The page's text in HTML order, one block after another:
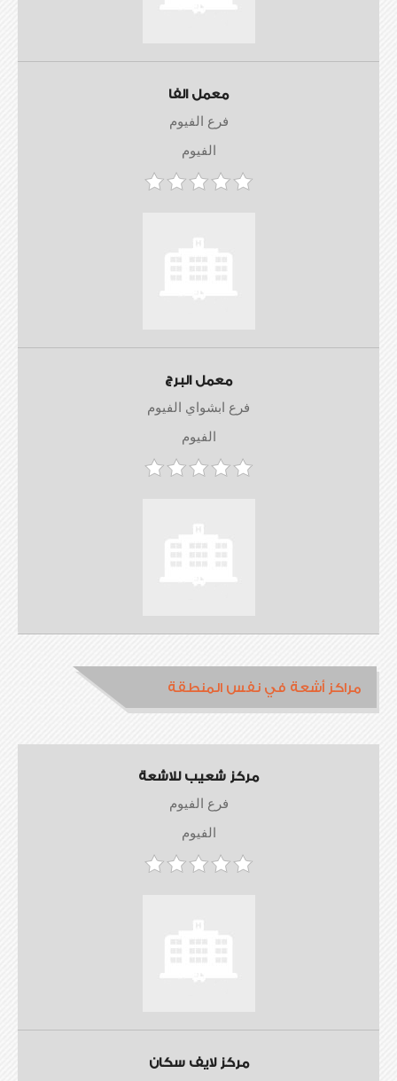
معمل الفا
فرع الفيوم
الفيوم
معمل البرج
فرع ابشواي الفيوم
الفيوم
مراكز أشعة في نفس المنطقة
مركز شعيب للاشعة
فرع الفيوم
الفيوم
مركز لايف سكان